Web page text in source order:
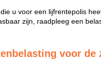
u voor een lijfrentepolis
zijn, raadpleeg een
voor de